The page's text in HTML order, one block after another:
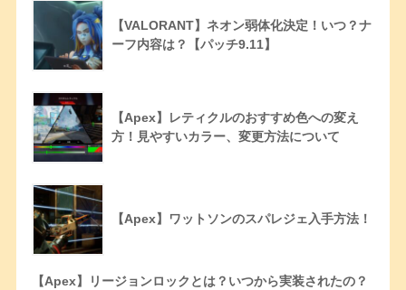
【VALORANT】ネオン弱体化決定！いつ？ナ
ーフ内容は？【パッチ9.11】
【Apex】レティクルのおすすめ色への変え
方！見やすいカラー、変更方法について
【Apex】ワットソンのスパレジェ入手方法！
【Apex】リージョンロックとは？いつから実装されたの？